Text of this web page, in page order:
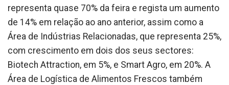
representa quase 70% da feira e regista um aumento
de 14% em relação ao ano anterior, assim como a
Área de Indústrias Relacionadas, que representa 25%,
com crescimento em dois dos seus sectores:
Biotech Attraction, em 5%, e Smart Agro, em 20%. A
Área de Logística de Alimentos Frescos também